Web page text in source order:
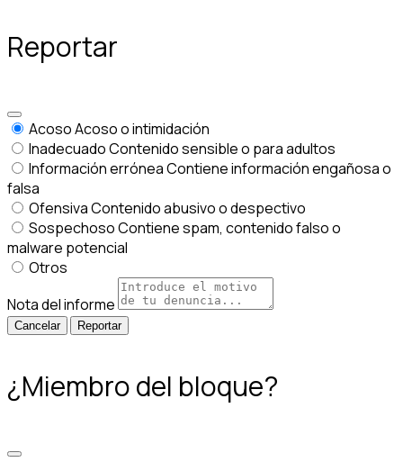
Reportar
AcosoAcoso o intimidación
InadecuadoContenido sensible o para adultos
Información erróneaContiene información engañosa o
falsa
OfensivaContenido abusivo o despectivo
SospechosoContiene spam, contenido falso o
malware potencial
Otros
Nota del informe
Reportar
¿Miembro del bloque?